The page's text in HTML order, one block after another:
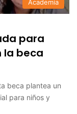
Academia
para
la beca
beca plantea un
para niños y